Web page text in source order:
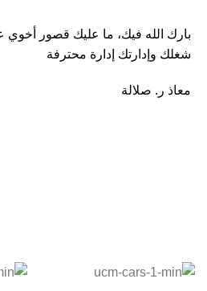
بارك الله فيك، ما عليك قصور أخوي
شغلك وإدارتك إدارة محترفة
معاذ ر. صلالة